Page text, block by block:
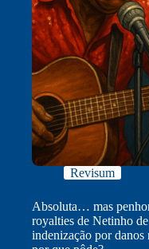
Revisum
Absoluta… mas
royalties de Netinho
indenização por